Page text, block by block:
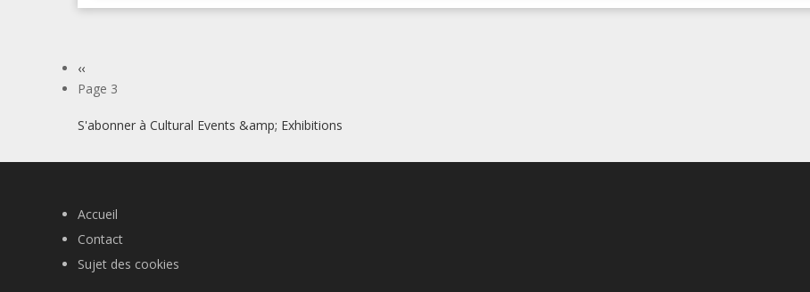
Page
précédente
‹‹
Page 3
S'abonner à Cultural Events &amp; Exhibitions
Accueil
Contact
Sujet des cookies